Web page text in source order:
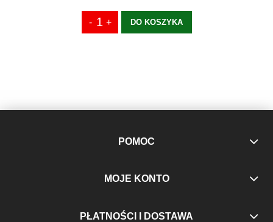
DO KOSZYKA
POMOC
MOJE KONTO
PŁATNOŚCI I DOSTAWA